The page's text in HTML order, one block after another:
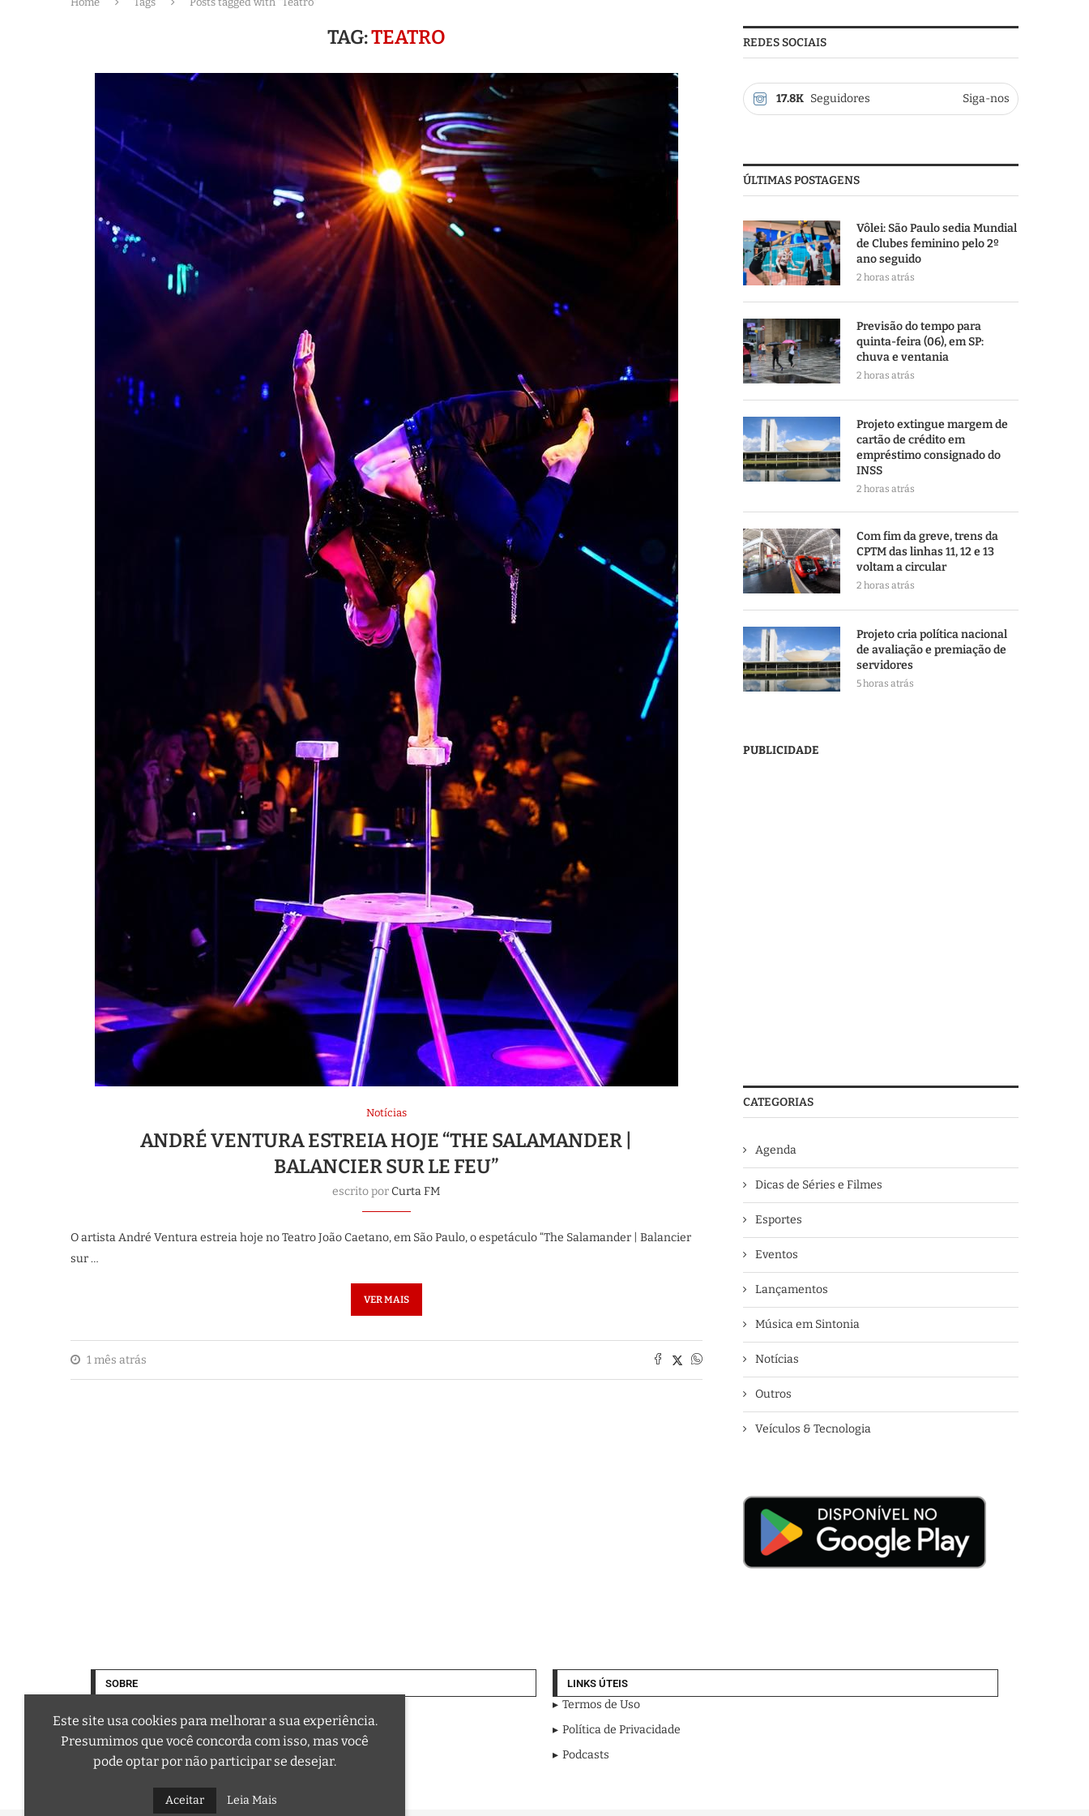
TAG:TEATRO
Notícias
ANDRÉ VENTURA ESTREIA HOJE “THE SALAMANDER |
BALANCIER SUR LE FEU”
escrito porCurta FM
O artista André Ventura estreia hoje no Teatro João Caetano, em São Paulo, o espetáculo “The Salamander | Balancier
sur …
VER MAIS
1 mês atrás
REDES SOCIAIS
17.8K Seguidores Siga-nos
ÚLTIMAS POSTAGENS
Vôlei: São Paulo sedia Mundial
de Clubes feminino pelo 2º
ano seguido
2 horas atrás
Previsão do tempo para
quinta-feira (06), em SP:
chuva e ventania
2 horas atrás
Projeto extingue margem de
cartão de crédito em
empréstimo consignado do
INSS
2 horas atrás
Com fim da greve, trens da
CPTM das linhas 11, 12 e 13
voltam a circular
2 horas atrás
Projeto cria política nacional
de avaliação e premiação de
servidores
5 horas atrás
PUBLICIDADE
CATEGORIAS
Agenda
Dicas de Séries e Filmes
Esportes
Eventos
Lançamentos
Música em Sintonia
Notícias
Outros
Veículos & Tecnologia
SOBRE
A trilha sonora da sua vida
Email: contato@curtafm.com
LINKS ÚTEIS
Termos de Uso
Política de Privacidade
Podcasts
Este site usa cookies para melhorar a sua experiência.
Presumimos que você concorda com isso, mas você
pode optar por não participar se desejar.
Aceitar Leia Mais